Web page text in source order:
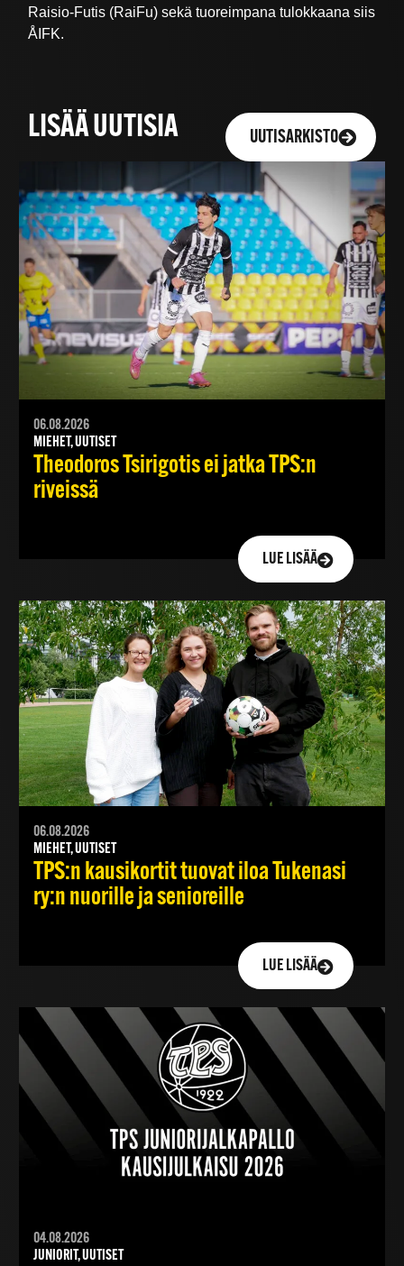
Raisio-Futis (RaiFu) sekä tuoreimpana tulokkaana siis
ÅIFK.
LISÄÄ UUTISIA UUTISARKISTO
06.08.2026
MIEHET, UUTISET
Theodoros Tsirigotis ei jatka TPS:n
riveissä
LUE LISÄÄ
06.08.2026
MIEHET, UUTISET
TPS:n kausikortit tuovat iloa Tukenasi
ry:n nuorille ja senioreille
LUE LISÄÄ
04.08.2026
JUNIORIT, UUTISET